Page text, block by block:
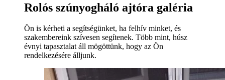
Rolós szúnyogháló ajtóra galéria
Ön is kérheti a segítségünket, ha felhív minket, és
szakembereink szívesen segítenek. Több mint, húsz
évnyi tapasztalat áll mögöttünk, hogy az Ön
rendelkezésére álljunk.